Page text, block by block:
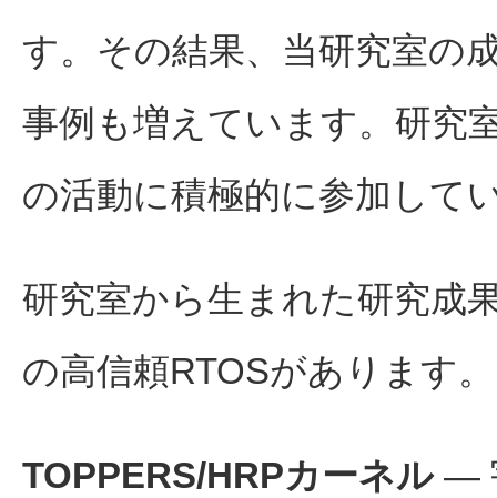
す。その結果、当研究室の
事例も増えています。研究
の活動に積極的に参加して
研究室から生まれた研究成
の高信頼RTOSがあります。
TOPPERS/HRPカーネル—